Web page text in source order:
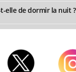
elle de dormir la nuit ?